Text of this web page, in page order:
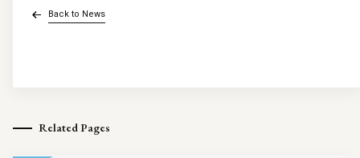
Back to News
Related Pages